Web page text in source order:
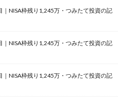
｜NISA枠残り1,245万・つみたて投資の記
｜NISA枠残り1,245万・つみたて投資の記
｜NISA枠残り1,245万・つみたて投資の記